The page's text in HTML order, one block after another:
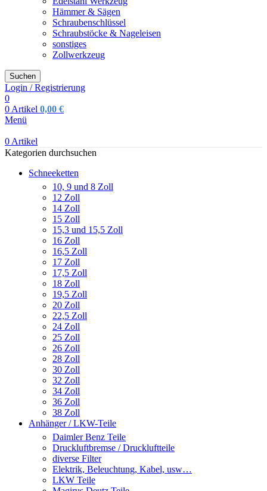
Hämmer & Sägen
Schraubenschlüssel
Schraubstöcke & Nageleisen
sonstiges
Zollwerkzeug
Suchen
Login / Registrierung
0
0 Artikel 0,00 €
Menü
0 Artikel
Kategorien durchsuchen
Schneeketten
10, 9 und 8 Zoll
12 Zoll
14 Zoll
15 Zoll
15,3 und 15,5 Zoll
16 Zoll
16,5 Zoll
17 Zoll
17,5 Zoll
18 Zoll
19,5 Zoll
20 Zoll
22,5 Zoll
24 Zoll
25 Zoll
26 Zoll
28 Zoll
30 Zoll
32 Zoll
34 Zoll
36 Zoll
38 Zoll
Anhänger / LKW-Teile
Daimler Benz Teile
Druckluftbremse / Druckluftteile
diverse Filter
Elektrik, Beleuchtung, Kabel, usw…
LKW Teile